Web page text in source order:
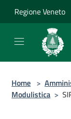
Regione Veneto
Home >
Modulistica >